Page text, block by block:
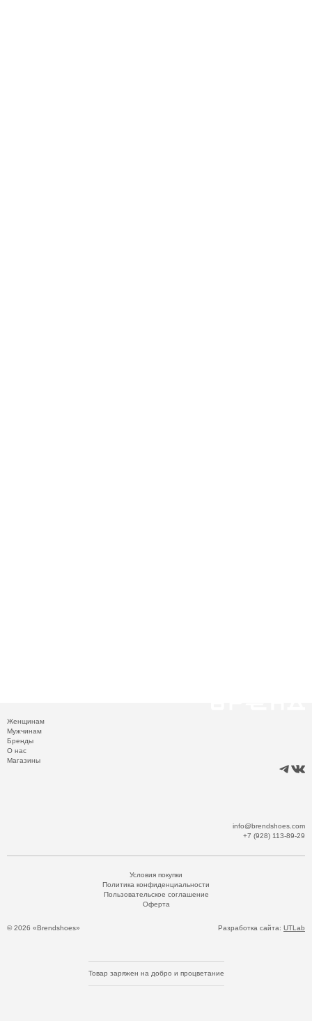
Женщинам
Мужчинам
Бренды
О нас
Магазины
info@brendshoes.com
+7 (928) 113-89-29
© 2026 «Brendshoes»
Условия покупки
Политика конфиденциальности
Пользовательское соглашение
Оферта
Разработка сайта: UTLab
Товар заряжен на добро и процветание